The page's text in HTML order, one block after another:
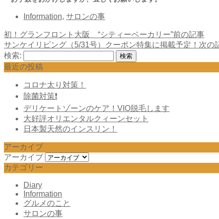
Information, サロンの事
初！グランフロント大阪 “シティーベーカリー”前の記事
サンケイリビング（5/31号）クーポン特集に掲載予定！ 次の
検索:
最近の投稿
コロナ太り対策！
除菌対策❗️
デリケートゾーンのケア！VIO脱毛します
大好評オリエンタルクィーンセット
日本製天然のインスリン！
アーカイブ
アーカイブ
カテゴリー
Diary
Information
グルメのこと
サロンの事